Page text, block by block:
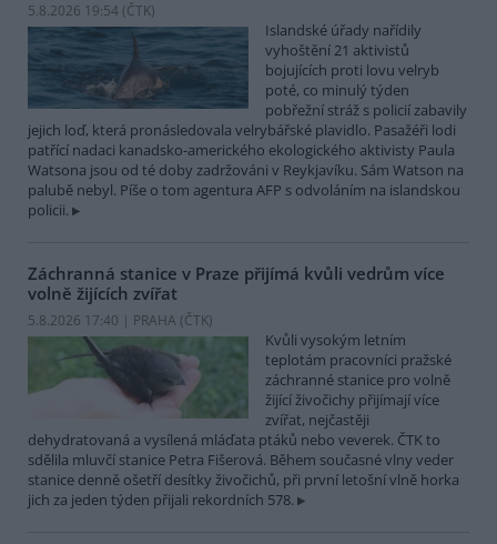
5.8.2026 19:54 (ČTK)
Islandské úřady nařídily
vyhoštění 21 aktivistů
bojujících proti lovu velryb
poté, co minulý týden
pobřežní stráž s policií zabavily
jejich loď, která pronásledovala velrybářské plavidlo. Pasažéři lodi
patřící nadaci kanadsko-amerického ekologického aktivisty Paula
Watsona jsou od té doby zadržováni v Reykjavíku. Sám Watson na
palubě nebyl. Píše o tom agentura AFP s odvoláním na islandskou
policii.
Záchranná stanice v Praze přijímá kvůli vedrům více
volně žijících zvířat
5.8.2026 17:40 | PRAHA (ČTK)
Kvůli vysokým letním
teplotám pracovníci pražské
záchranné stanice pro volně
žijící živočichy přijímají více
zvířat, nejčastěji
dehydratovaná a vysílená mláďata ptáků nebo veverek. ČTK to
sdělila mluvčí stanice Petra Fišerová. Během současné vlny veder
stanice denně ošetří desítky živočichů, při první letošní vlně horka
jich za jeden týden přijali rekordních 578.